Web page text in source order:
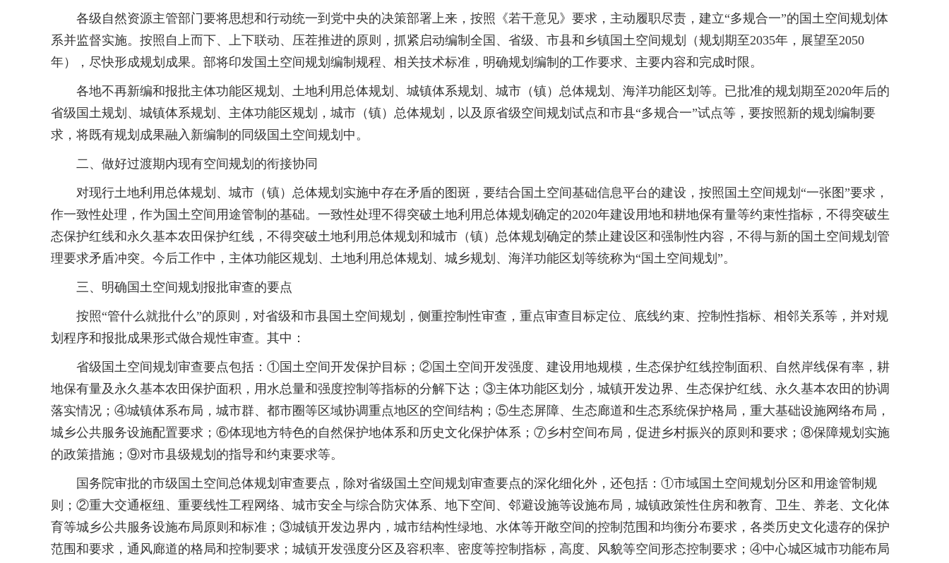
各级自然资源主管部门要将思想和行动统一到党中央的决策部署上来，按照《若干意见》要求，主动履职尽责，建立“多规合一”的国土空间规划体
系并监督实施。按照自上而下、上下联动、压茬推进的原则，抓紧启动编制全国、省级、市县和乡镇国土空间规划（规划期至2035年，展望至2050
年），尽快形成规划成果。部将印发国土空间规划编制规程、相关技术标准，明确规划编制的工作要求、主要内容和完成时限。
各地不再新编和报批主体功能区规划、土地利用总体规划、城镇体系规划、城市（镇）总体规划、海洋功能区划等。已批准的规划期至2020年后的
省级国土规划、城镇体系规划、主体功能区规划，城市（镇）总体规划，以及原省级空间规划试点和市县“多规合一”试点等，要按照新的规划编制要
求，将既有规划成果融入新编制的同级国土空间规划中。
二、做好过渡期内现有空间规划的衔接协同
对现行土地利用总体规划、城市（镇）总体规划实施中存在矛盾的图斑，要结合国土空间基础信息平台的建设，按照国土空间规划“一张图”要求，
作一致性处理，作为国土空间用途管制的基础。一致性处理不得突破土地利用总体规划确定的2020年建设用地和耕地保有量等约束性指标，不得突破生
态保护红线和永久基本农田保护红线，不得突破土地利用总体规划和城市（镇）总体规划确定的禁止建设区和强制性内容，不得与新的国土空间规划管
理要求矛盾冲突。今后工作中，主体功能区规划、土地利用总体规划、城乡规划、海洋功能区划等统称为“国土空间规划”。
三、明确国土空间规划报批审查的要点
按照“管什么就批什么”的原则，对省级和市县国土空间规划，侧重控制性审查，重点审查目标定位、底线约束、控制性指标、相邻关系等，并对规
划程序和报批成果形式做合规性审查。其中：
省级国土空间规划审查要点包括：①国土空间开发保护目标；②国土空间开发强度、建设用地规模，生态保护红线控制面积、自然岸线保有率，耕
地保有量及永久基本农田保护面积，用水总量和强度控制等指标的分解下达；③主体功能区划分，城镇开发边界、生态保护红线、永久基本农田的协调
落实情况；④城镇体系布局，城市群、都市圈等区域协调重点地区的空间结构；⑤生态屏障、生态廊道和生态系统保护格局，重大基础设施网络布局，
城乡公共服务设施配置要求；⑥体现地方特色的自然保护地体系和历史文化保护体系；⑦乡村空间布局，促进乡村振兴的原则和要求；⑧保障规划实施
的政策措施；⑨对市县级规划的指导和约束要求等。
国务院审批的市级国土空间总体规划审查要点，除对省级国土空间规划审查要点的深化细化外，还包括：①市域国土空间规划分区和用途管制规
则；②重大交通枢纽、重要线性工程网络、城市安全与综合防灾体系、地下空间、邻避设施等设施布局，城镇政策性住房和教育、卫生、养老、文化体
育等城乡公共服务设施布局原则和标准；③城镇开发边界内，城市结构性绿地、水体等开敞空间的控制范围和均衡分布要求，各类历史文化遗存的保护
范围和要求，通风廊道的格局和控制要求；城镇开发强度分区及容积率、密度等控制指标，高度、风貌等空间形态控制要求；④中心城区城市功能布局